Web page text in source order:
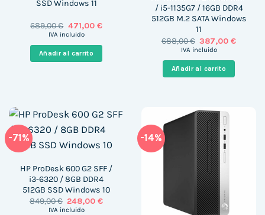
SSD Windows 11
689,00€ El
precio
era:
689,00 €.
471,00 €El
es:
471,00 €.
IVA incluido
Añadir al carrito
/ i5-1135G7 / 16GB DDR4
512GB M.2 SATA Windows
11
688,00€ El
precio
era:
688,00 €.
387,00€El
IVA incluido
Añadir al carrito
-71%
HP ProDesk 600 G2 SFF /
i3-6320 / 8GB DDR4
512GB SSD Windows 10
849,00€ El
precio
248,00€El
IVA incluido
-14%